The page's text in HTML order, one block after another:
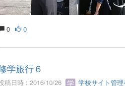
0 0
学旅行６
稿日時 : 2016/10/26 学校サイト管理